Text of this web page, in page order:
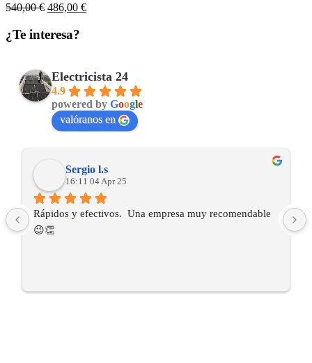
540,00€ El
original
486,00 €El
¿Te interesa?
Electricista 24
4.9
powered by Google
valóranos en
Sergio l.s
16:11 04 Apr 25
Rápidos y efectivos.  Una empresa muy recomendable
😉👏